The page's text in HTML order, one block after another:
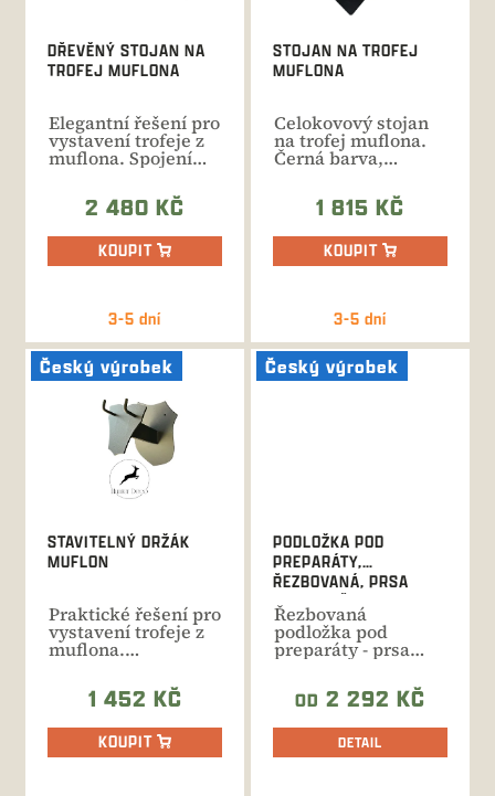
3-5 dní
DŘEVĚNÝ STOJAN NA
TROFEJ MUFLONA
Elegantní řešení pro
vystavení trofeje z
muflona. Spojení
masivního dřeva a...
2 480 KČ
KOUPIT
3-5 dní
STOJAN NA TROFEJ
MUFLONA
Celokovový stojan
na trofej muflona.
Černá barva,
stabilní konstrukce.
1 815 KČ
KOUPIT
Český výrobek
STAVITELNÝ DRŽÁK
MUFLON
Praktické řešení pro
vystavení trofeje z
muflona.
vzdálenost od...
1 452 KČ
KOUPIT
Český výrobek
PODLOŽKA POD
PREPARÁTY,
ŘEZBOVANÁ, PRSA
MUFLON Č.413
Řezbovaná
podložka pod
preparáty - prsa
muflon. Ruční
výroba, celková
výška...
OD 2 292 KČ
DETAIL